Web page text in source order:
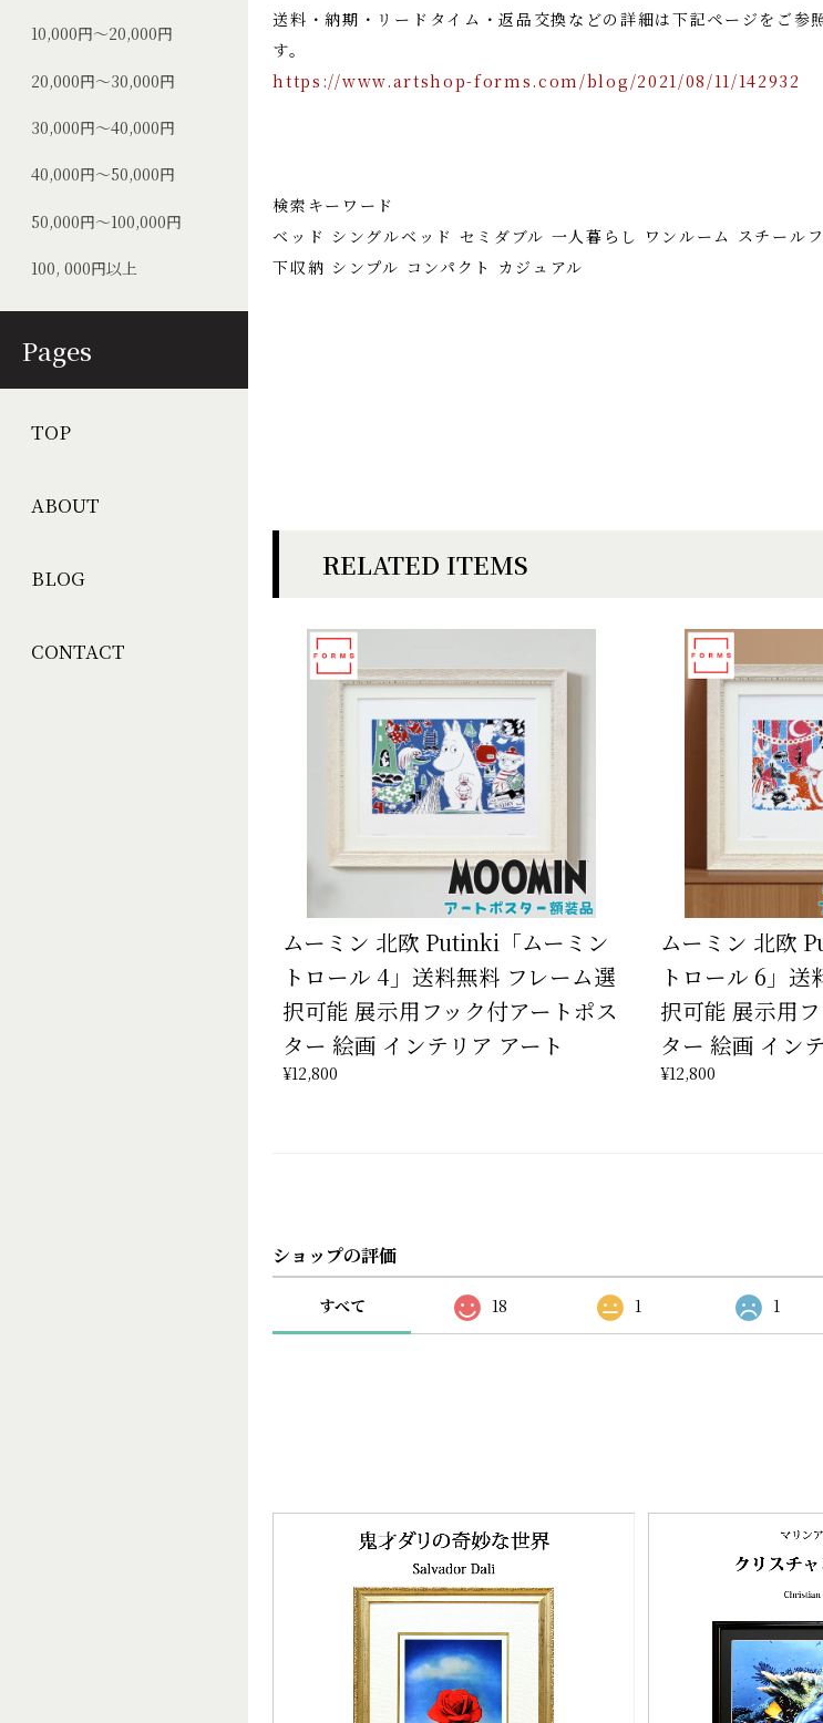
Pages
TOP
ABOUT
BLOG
CONTACT
10,000円～20,000円
20,000円～30,000円
30,000円～40,000円
40,000円～50,000円
50,000円～100,000円
100, 000円以上
送料・納期・リードタイム・返品交換などの詳細は下記ページをご参
す。
https://www.artshop-forms.com/blog/2021/08/11/142932
検索キーワード
ベッド シングルベッド セミダブル 一人暮らし ワンルーム スチール
下収納 シンプル コンパクト カジュアル
RELATED ITEMS
ムーミン 北欧 Putinki「ムーミン
トロール 4」送料無料 フレーム選
択可能 展示用フック付アートポス
ター 絵画 インテリア アート
¥12,800
ムーミン 北欧
トロール 6」送
択可能 展示用
ター 絵画 イン
¥12,800
ショップの評価
すべて 18 1 1